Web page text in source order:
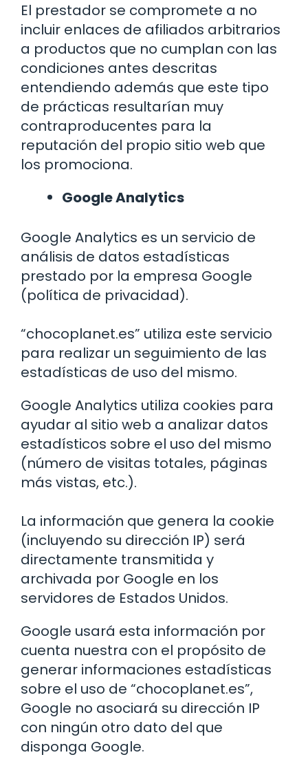
El prestador se compromete a no
incluir enlaces de afiliados arbitrarios
a productos que no cumplan con las
condiciones antes descritas
entendiendo además que este tipo
de prácticas resultarían muy
contraproducentes para la
reputación del propio sitio web que
los promociona.
Google Analytics
Google Analytics es un servicio de
análisis de datos estadísticas
prestado por la empresa Google
(política de privacidad).
“chocoplanet.es” utiliza este servicio
para realizar un seguimiento de las
estadísticas de uso del mismo.
Google Analytics utiliza cookies para
ayudar al sitio web a analizar datos
estadísticos sobre el uso del mismo
(número de visitas totales, páginas
más vistas, etc.).
La información que genera la cookie
(incluyendo su dirección IP) será
directamente transmitida y
archivada por Google en los
servidores de Estados Unidos.
Google usará esta información por
cuenta nuestra con el propósito de
generar informaciones estadísticas
sobre el uso de “chocoplanet.es”,
Google no asociará su dirección IP
con ningún otro dato del que
disponga Google.